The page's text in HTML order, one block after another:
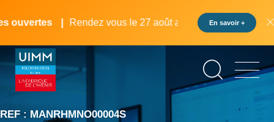
au
principal
Rendez vous le 27 août au pôle formation UIMM
En savoir +
REF : MANRHMNO00004S